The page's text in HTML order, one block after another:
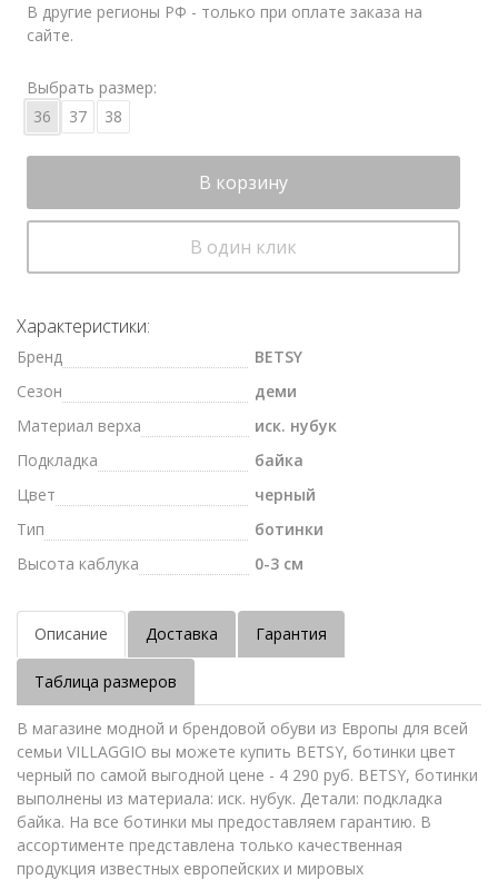
В другие регионы РФ - только при оплате заказа на
сайте.
Выбрать размер:
36
37 38
В корзину
В один клик
Характеристики:
Бренд
BETSY
Сезон
деми
Материал верха
иск. нубук
Подкладка
байка
Цвет
черный
Тип
ботинки
Высота каблука
0-3 см
Описание Доставка Гарантия
Таблица размеров
В магазине модной и брендовой обуви из Европы для всей
семьи VILLAGGIO вы можете купить BETSY, ботинки цвет
черный по самой выгодной цене - 4 290 руб. BETSY, ботинки
выполнены из материала: иск. нубук. Детали: подкладка
байка. На все ботинки мы предоставляем гарантию. В
ассортименте представлена только качественная
продукция известных европейских и мировых